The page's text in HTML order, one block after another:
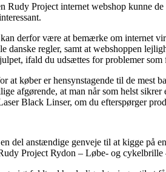
Rudy Project internet webshop kunne
derfor være at bemærke om internet
danske regler, samt at webshoppen
ifald du udsættes for problemer
at køber er hensynstagende til de mest
afgørende, at man når som helst
Black Linser, om du efterspørger
del anstændige genveje til at kigge på
Project Rydon – Løbe- og